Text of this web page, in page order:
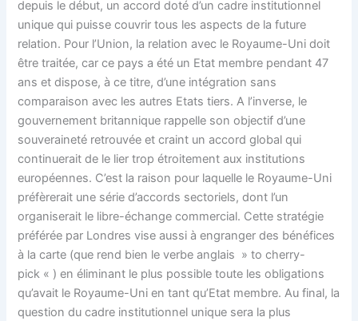
depuis le début, un accord doté d’un cadre institutionnel
unique qui puisse couvrir tous les aspects de la future
relation. Pour l’Union, la relation avec le Royaume-Uni doit
être traitée, car ce pays a été un Etat membre pendant 47
ans et dispose, à ce titre, d’une intégration sans
comparaison avec les autres Etats tiers. A l’inverse, le
gouvernement britannique rappelle son objectif d’une
souveraineté retrouvée et craint un accord global qui
continuerait de le lier trop étroitement aux institutions
européennes. C’est la raison pour laquelle le Royaume-Uni
préfèrerait une série d’accords sectoriels, dont l’un
organiserait le libre-échange commercial. Cette stratégie
préférée par Londres vise aussi à engranger des bénéfices
à la carte (que rend bien le verbe anglais » to cherry-
pick « ) en éliminant le plus possible toute les obligations
qu’avait le Royaume-Uni en tant qu’Etat membre. Au final, la
question du cadre institutionnel unique sera la plus